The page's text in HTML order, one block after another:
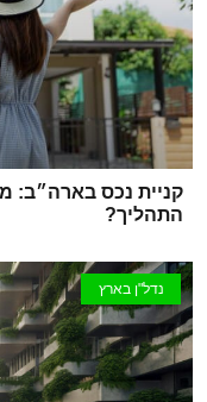
קניית נכס בארה״ב:
התהליך?
נדל"ן בארץ